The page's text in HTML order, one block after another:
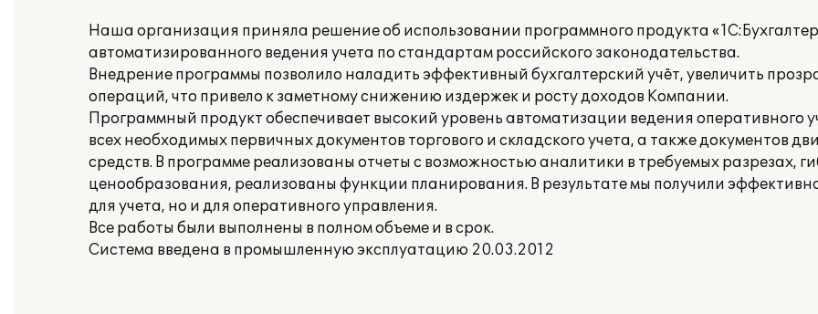
Наша организация приняла решение об использовании программного продукта
автоматизированного ведения учета по стандартам российского законодательства.
Внедрение программы позволило наладить эффективный бухгалтерский учёт, увеличить
операций, что привело к заметному снижению издержек и росту доходов Компании.
Программный продукт обеспечивает высокий уровень автоматизации ведения оперативного
всех необходимых первичных документов торгового и складского учета, а также документов
средств. В программе реализованы отчеты с возможностью аналитики в требуемых разрезах,
ценообразования, реализованы функции планирования. В результате мы получили
для учета, но и для оперативного управления.
Все работы были выполнены в полном объеме и в срок.
Система введена в промышленную эксплуатацию 20.03.2012